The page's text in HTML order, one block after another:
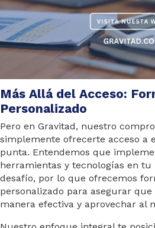
Más Allá del Acceso:
Personalizado
Pero en Gravitad, nuestro
simplemente ofrecerte acceso a
punta. Entendemos que
herramientas y tecnologías en tu
desafío, por lo que ofrecemos
personalizado para asegurar
manera efectiva y aprovechar al